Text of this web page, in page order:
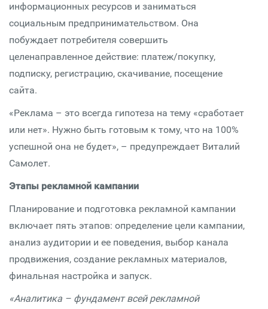
информационных ресурсов и заниматься
социальным предпринимательством. Она
побуждает потребителя совершить
целенаправленное действие: платеж/покупку,
подписку, регистрацию, скачивание, посещение
сайта.
«Реклама – это всегда гипотеза на тему «сработает
или нет». Нужно быть готовым к тому, что на 100%
успешной она не будет», – предупреждает Виталий
Самолет.
Этапы рекламной кампании
Планирование и подготовка рекламной кампании
включает пять этапов: определение цели кампании,
анализ аудитории и ее поведения, выбор канала
продвижения, создание рекламных материалов,
финальная настройка и запуск.
«Аналитика – фундамент всей рекламной